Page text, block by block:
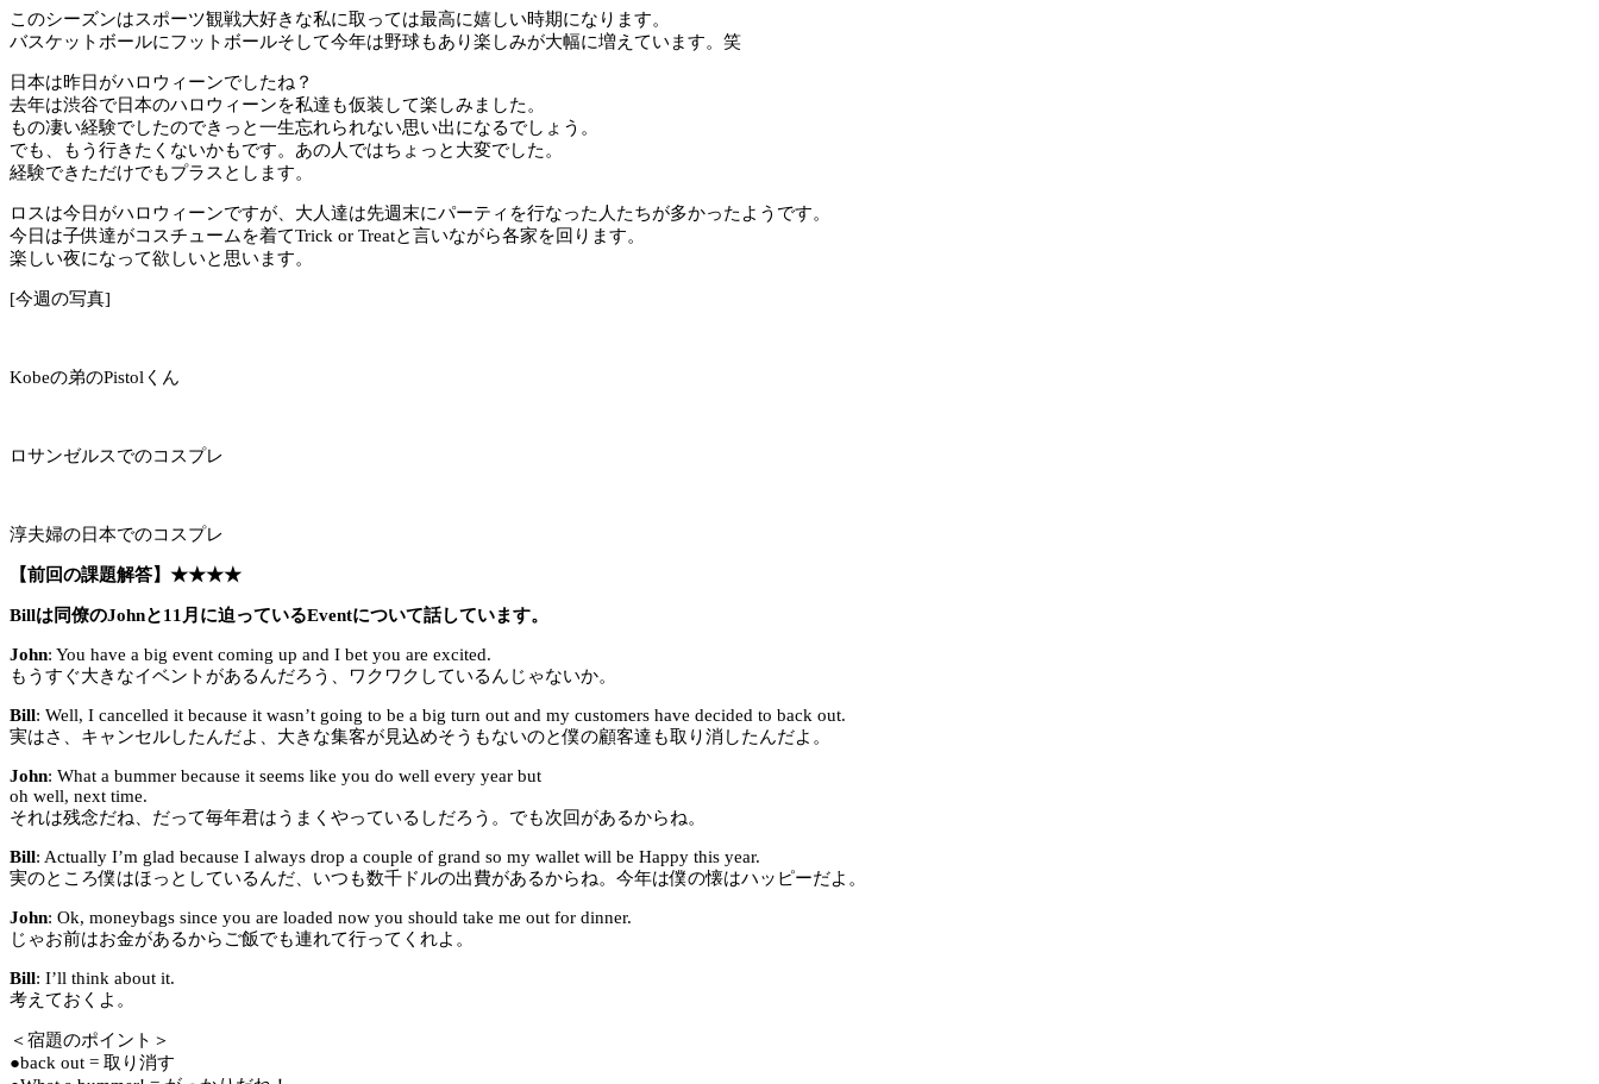
このシーズンはスポーツ観戦大好きな私に取っては最高に嬉しい時期になります。
バスケットボールにフットボールそして今年は野球もあり楽しみが大幅に増えています。笑
日本は昨日がハロウィーンでしたね？
去年は渋谷で日本のハロウィーンを私達も仮装して楽しみました。
もの凄い経験でしたのできっと一生忘れられない思い出になるでしょう。
でも、もう行きたくないかもです。あの人ではちょっと大変でした。
経験できただけでもプラスとします。
ロスは今日がハロウィーンですが、大人達は先週末にパーティを行なった人たちが多かったようです。
今日は子供達がコスチュームを着てTrick or Treatと言いながら各家を回ります。
楽しい夜になって欲しいと思います。
[今週の写真]
Kobeの弟のPistolくん
ロサンゼルスでのコスプレ
淳夫婦の日本でのコスプレ
【前回の課題解答】★★★★
Billは同僚のJohnと11月に迫っているEventについて話しています。
John: You have a big event coming up and I bet you are excited.
もうすぐ大きなイベントがあるんだろう、ワクワクしているんじゃないか。
Bill: Well, I cancelled it because it wasn’t going to be a big turn out and my customers have decided to back out.
実はさ、キャンセルしたんだよ、大きな集客が見込めそうもないのと僕の顧客達も取り消したんだよ。
John: What a bummer because it seems like you do well every year but
oh well, next time.
それは残念だね、だって毎年君はうまくやっているしだろう。でも次回があるからね。
Bill: Actually I’m glad because I always drop a couple of grand so my wallet will be Happy this year.
実のところ僕はほっとしているんだ、いつも数千ドルの出費があるからね。今年は僕の懐はハッピーだよ。
John: Ok, moneybags since you are loaded now you should take me out for dinner.
じゃお前はお金があるからご飯でも連れて行ってくれよ。
Bill: I’ll think about it.
考えておくよ。
＜宿題のポイント＞
●back out = 取り消す